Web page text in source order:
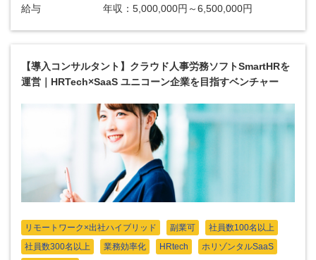
給与
年収：5,000,000円～6,500,000円
【導入コンサルタント】クラウド人事労務ソフトSmartHRを
運営｜HRTech×SaaS ユニコーン企業を目指すベンチャー
リモートワーク×出社ハイブリッド 副業可
社員数100名以上
社員数300名以上
業務効率化 HRtech
ホリゾンタルSaaS